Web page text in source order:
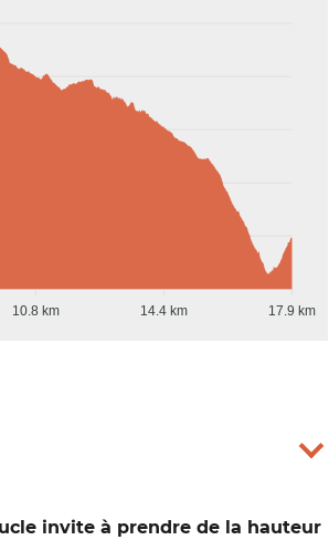
10.8 km 14.4 km 17.9 km
invite à prendre de la hauteur